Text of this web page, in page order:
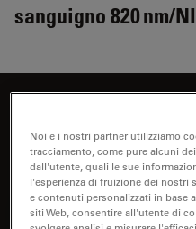
sanguigno 820 nm/
Parli con i nostri
Noi e i nostri partner utilizziamo
tracciamento, come pure alcuni
dall'utente, quali le sue
l'esperienza di fruizione dei nostri
e contenuti personalizzati in base
siti Web, consentire all'utente di